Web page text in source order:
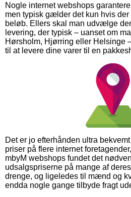
Nogle internet webshops
men typisk gælder det kun hvis
beløb. Ellers skal man udvælge
levering, der typisk – uanset om
Hørsholm, Hjørring eller Helsinge
til at levere dine varer til en
Det er jo efterhånden ultra
priser på flere internet
mbyM webshops fundet det
udsalgspriserne på mange af
drenge, og ligeledes til mænd og
endda nogle gange tilbyde fragt